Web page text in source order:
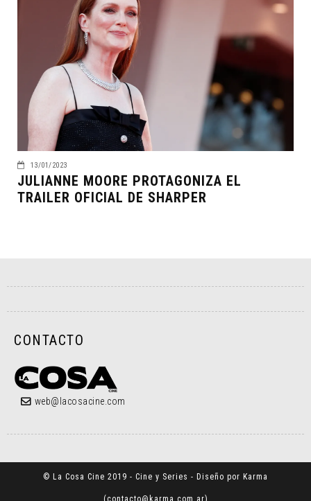
13/01/2023
JULIANNE MOORE PROTAGONIZA EL
TRAILER OFICIAL DE SHARPER
CONTACTO
web@lacosacine.com
© La Cosa Cine 2019 - Cine y Series - Diseño por Karma
(contacto@karma.com.ar)